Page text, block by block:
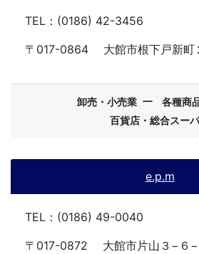
TEL：(0186) 42-3456
〒017-0864
大館市根下戸新町
卸売・小売業 ー 各種商
百貨店・総合スー
e.p.m
TEL：(0186) 49-0040
〒017-0872
大館市片山３−６−